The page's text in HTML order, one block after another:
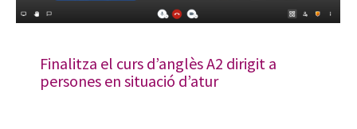
Finalitza el curs d’anglès A2 dirigit a
persones en situació d’atur